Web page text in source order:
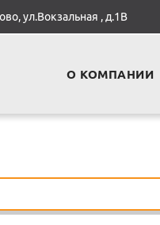
ул.Вокзальная , д.1В
О КОМПАНИИ